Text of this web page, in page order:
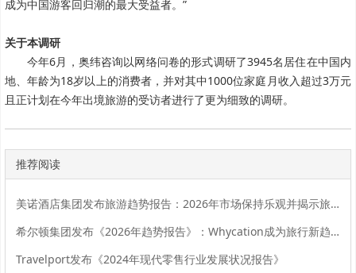
成为中国游客回归潮的最大受益者。”
关于本调研
今年6月，奥纬咨询以网络问卷的形式调研了3945名居住在中国内
地、年龄为18岁以上的消费者，并对其中1000位家庭月收入超过3万元
且正计划在今年出境旅游的受访者进行了更为细致的调研。
推荐阅读
美诺酒店集团发布旅游趋势报告：2026年市场保持乐观并揭示旅行者渴望联结
希尔顿集团发布《2026年趋势报告》：Whycation成为旅行新趋势
Travelport发布《2024年现代零售行业发展状况报告》